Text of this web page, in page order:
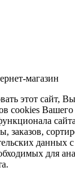
магазин
этот сайт,
cookies Вашего
заказов,
данных
для